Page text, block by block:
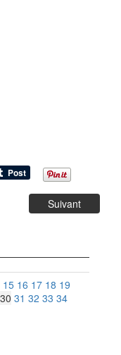
Suivant
15 16 17 18 19
30 31 32 33 34